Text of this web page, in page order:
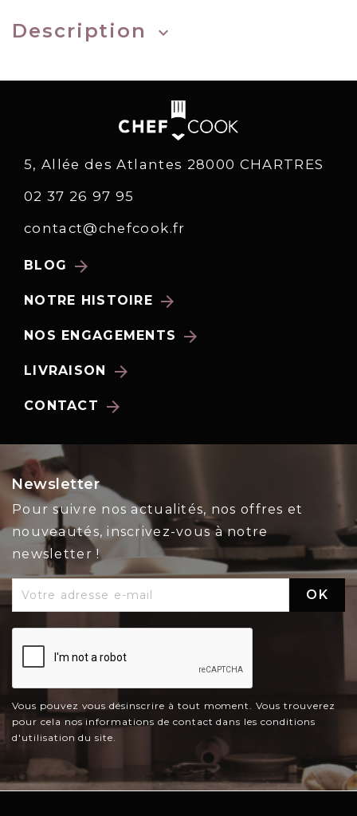
Description keyboard_arrow_down
5, Allée des Atlantes 28000 CHARTRES
02 37 26 97 95
contact@chefcook.fr
BLOG arrow_forward
NOTRE HISTOIRE arrow_forward
NOS ENGAGEMENTS arrow_forward
LIVRAISON arrow_forward
CONTACT arrow_forward
Newsletter
Pour suivre nos actualités, nos offres et
nouveautés, inscrivez-vous à notre
newsletter !
Vous pouvez vous désinscrire à tout moment. Vous trouverez
pour cela nos informations de contact dans les conditions
d'utilisation du site.